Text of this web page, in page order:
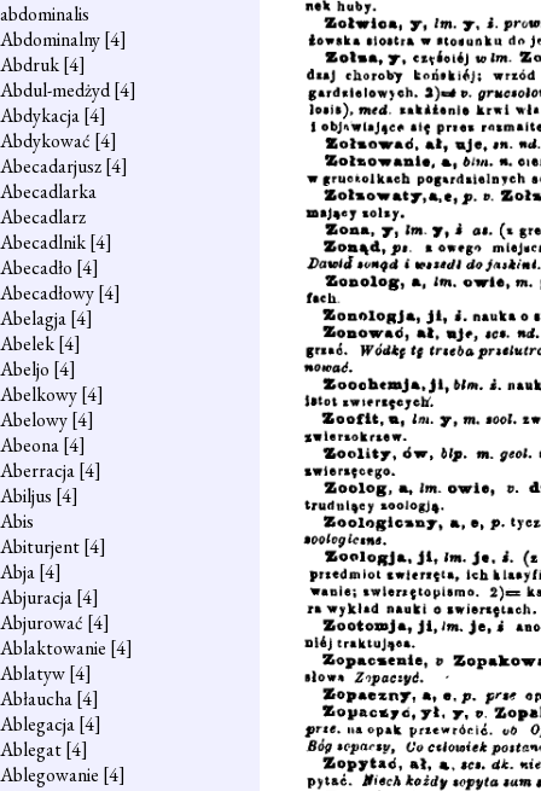
abdominalis
Abdominalny[4]
Abdruk[4]
Abdul-medżyd[4]
Abdykacja[4]
Abdykować [4]
Abecadarjusz[4]
Abecadlarka
Abecadlarz
Abecadlnik[4]
Abecadło [4]
Abecadłowy[4]
Abelagja[4]
Abelek[4]
Abeljo [4]
Abelkowy[4]
Abelowy[4]
Abeona[4]
Aberracja[4]
Abiljus [4]
Abis
Abiturjent[4]
Abja[4]
Abjuracja[4]
Abjurować [4]
Ablaktowanie [4]
Ablatyw[4]
Abłaucha[4]
Ablegacja[4]
Ablegat[4]
Ablegowanie [4]